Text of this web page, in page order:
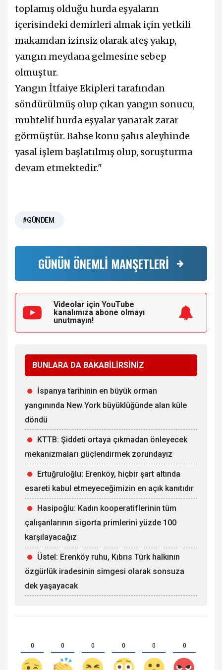
toplamış olduğu hurda eşyaların
içerisindeki demirleri almak için yetkili
makamdan izinsiz olarak ateş yakıp,
yangın meydana gelmesine sebep
olmuştur.
Yangın İtfaiye Ekipleri tarafından
söndürülmüş olup çıkan yangın sonucu,
muhtelif hurda eşyalar yanarak zarar
görmüştür. Bahse konu şahıs aleyhinde
yasal işlem başlatılmış olup, soruşturma
devam etmektedir."
#GÜNDEM
GÜNÜN ÖNEMLİ MANŞETLERİ
Videolar için YouTube
kanalımıza abone olmayı
unutmayın!
BUNLARA DA BAKABİLİRSİNİZ
İspanya tarihinin en büyük orman
yangınında New York büyüklüğünde alan küle
döndü
KTTB: Şiddeti ortaya çıkmadan önleyecek
mekanizmaları güçlendirmek zorundayız
Ertuğruloğlu: Erenköy, hiçbir şart altında
esareti kabul etmeyeceğimizin en açık kanıtıdır
Hasipoğlu: Kadın kooperatiflerinin tüm
çalışanlarının sigorta primlerini yüzde 100
karşılayacağız
Üstel: Erenköy ruhu, Kıbrıs Türk halkının
özgürlük iradesinin simgesi olarak sonsuza
dek yaşayacak
0 0 0 0 0 0